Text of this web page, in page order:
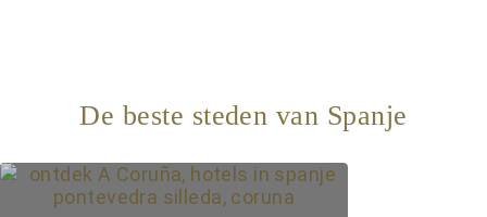
De beste steden van Spanje